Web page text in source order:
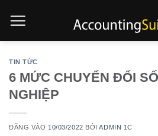
qua
TIN TỨC
6 MỨC CHUYỂN ĐỔI
NGHIỆP
ĐĂNG VÀO 10/03/2022 BỞIADMIN 1C